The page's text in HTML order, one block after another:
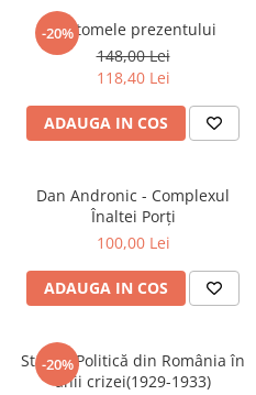
-20%
Fantomele prezentului
148,00 Lei
118,40 Lei
ADAUGA IN COS
Dan Andronic - Complexul
Înaltei Porți
100,00 Lei
ADAUGA IN COS
-20%
Stânga Politică din România în
anii crizei(1929-1933)